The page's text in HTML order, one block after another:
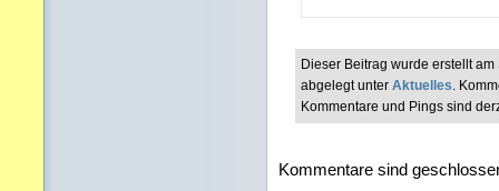
Dieser Beitrag wurde erstellt
abgelegt unter Aktuelles .
Kommentare und Pings sind
Kommentare sind